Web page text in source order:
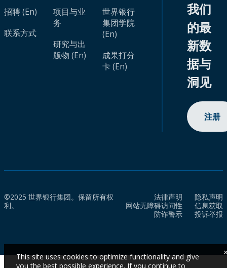
招聘 (En)
联系方式
项目与业
务
研究与出
版物 (En)
世界银行
集团学院
(En)
成果打分
卡 (En)
我们
的最
新数
据与
洞见
注册
©2025 世界银行集团。保留所有权
利。
法律声明
隐私声明
网站无障碍访问性
信息获取
防诈警示
投诉举报
This site uses cookies to optimize functionality and give
you the best possible experience. If you continue to